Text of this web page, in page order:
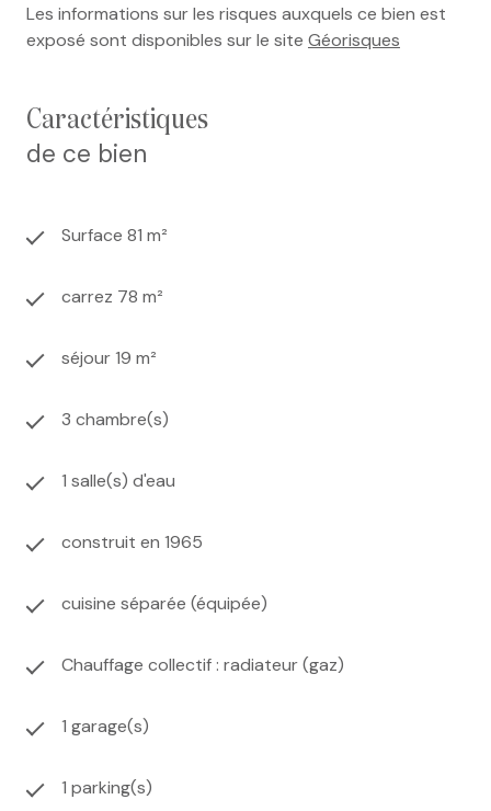
Les informations sur les risques auxquels ce bien est
exposé sont disponibles sur le site Géorisques
caractéristiques
de ce bien
Surface 81 m²
carrez 78 m²
séjour 19 m²
3 chambre(s)
1 salle(s) d'eau
construit en 1965
cuisine séparée (équipée)
Chauffage collectif : radiateur (gaz)
1 garage(s)
1 parking(s)